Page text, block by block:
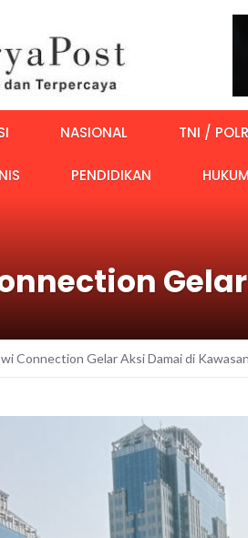
NASIONAL TNI /
PENDIDIKAN HUKUM
Connection Gelar Aksi Damai di